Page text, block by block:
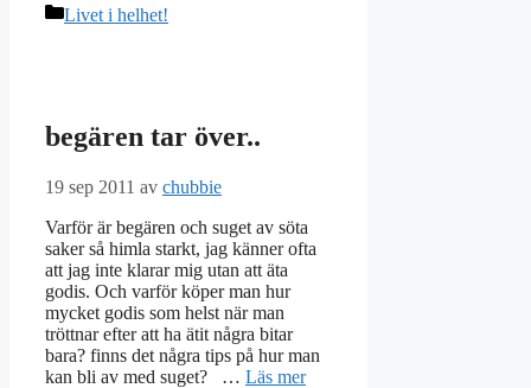
Kategorier
Livet i helhet!
begären tar över..
19 sep 2011 av chubbie
Varför är begären och suget av söta
saker så himla starkt, jag känner ofta
att jag inte klarar mig utan att äta
godis. Och varför köper man hur
mycket godis som helst när man
tröttnar efter att ha ätit några bitar
bara? finns det några tips på hur man
kan bli av med suget? … Läs mer